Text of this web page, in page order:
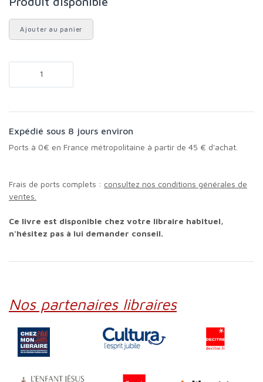
Ajouter au panier
Expédié sous 8 jours environ
Ports à 0€ en France métropolitaine à partir de 45 € d'achat.
Frais de ports complets : consultez nos conditions générales de
ventes.
Ce livre est disponible chez votre libraire habituel,
n'hésitez pas à lui demander conseil.
Nos partenaires libraires